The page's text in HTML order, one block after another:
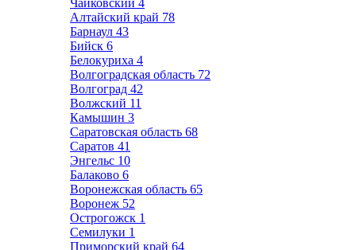
Чайковский 4
Алтайский край 78
Барнаул 43
Бийск 6
Белокуриха 4
Волгоградская область 72
Волгоград 42
Волжский 11
Камышин 3
Саратовская область 68
Саратов 41
Энгельс 10
Балаково 6
Воронежская область 65
Воронеж 52
Острогожск 1
Семилуки 1
Приморский край 64